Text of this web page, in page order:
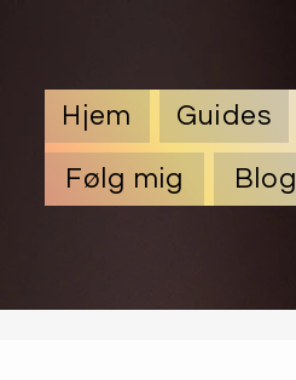
Hjem Guides
Følg mig Blog